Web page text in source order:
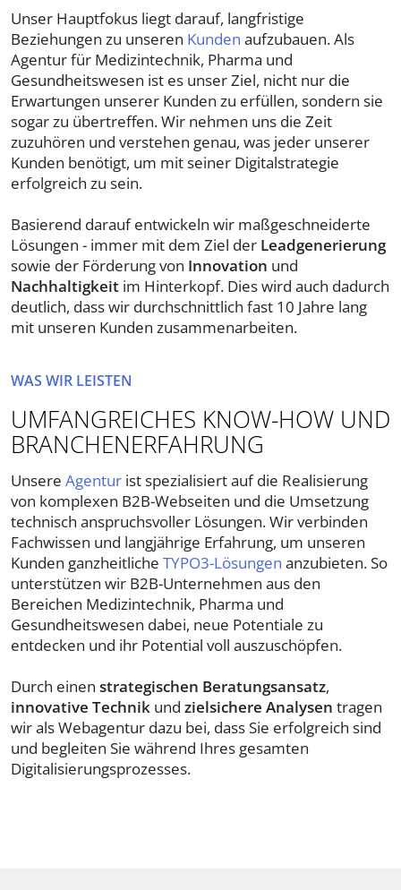
Unser Hauptfokus liegt darauf, langfristige
Beziehungen zu unseren Kunden aufzubauen. Als
Agentur für Medizintechnik, Pharma und
Gesundheitswesen ist es unser Ziel, nicht nur die
Erwartungen unserer Kunden zu erfüllen, sondern sie
sogar zu übertreffen. Wir nehmen uns die Zeit
zuzuhören und verstehen genau, was jeder unserer
Kunden benötigt, um mit seiner Digitalstrategie
erfolgreich zu sein.
Basierend darauf entwickeln wir maßgeschneiderte
Lösungen - immer mit dem Ziel der Leadgenerierung
sowie der Förderung von Innovation und
Nachhaltigkeit im Hinterkopf. Dies wird auch dadurch
deutlich, dass wir durchschnittlich fast 10 Jahre lang
mit unseren Kunden zusammenarbeiten.
WAS WIR LEISTEN
UMFANGREICHES KNOW-HOW UND
BRANCHENERFAHRUNG
Unsere Agentur ist spezialisiert auf die Realisierung
von komplexen B2B-Webseiten und die Umsetzung
technisch anspruchsvoller Lösungen. Wir verbinden
Fachwissen und langjährige Erfahrung, um unseren
Kunden ganzheitliche TYPO3-Lösungen anzubieten. So
unterstützen wir B2B-Unternehmen aus den
Bereichen Medizintechnik, Pharma und
Gesundheitswesen dabei, neue Potentiale zu
entdecken und ihr Potential voll auszuschöpfen.
Durch einen strategischen Beratungsansatz,
innovative Technik und zielsichere Analysen tragen
wir als Webagentur dazu bei, dass Sie erfolgreich sind
und begleiten Sie während Ihres gesamten
Digitalisierungsprozesses.